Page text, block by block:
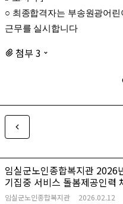
○ 최종합격자는 부송원광어
근무를 실시합니다
첨부 3
임실군노인종합복지관 2026
기집중 서비스 돌봄제공인력
임실군노인종합복지관 2026.02.12